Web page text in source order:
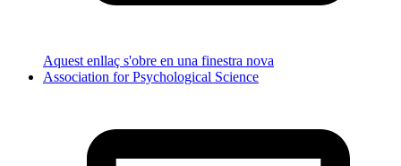
Aquest enllaç s'obre en una finestra nova
Association for Psychological Science